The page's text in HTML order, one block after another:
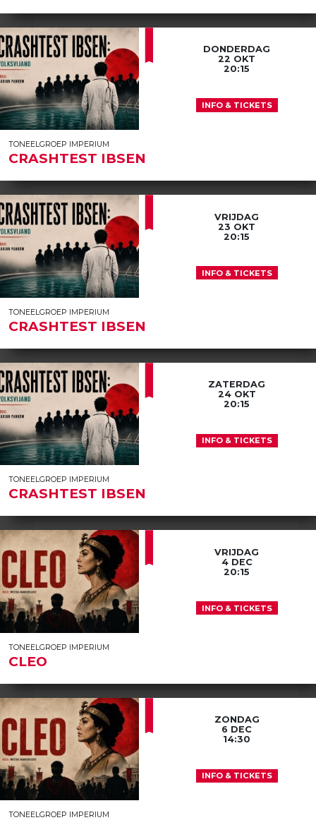
TONEELGROEP IMPERIUM
CRASHTEST IBSEN
DONDERDAG
22 OKT
20:15
INFO & TICKETS
TONEELGROEP IMPERIUM
CRASHTEST IBSEN
VRIJDAG
23 OKT
20:15
INFO & TICKETS
TONEELGROEP IMPERIUM
CRASHTEST IBSEN
ZATERDAG
24 OKT
20:15
INFO & TICKETS
TONEELGROEP IMPERIUM
CLEO
VRIJDAG
4 DEC
20:15
INFO & TICKETS
TONEELGROEP IMPERIUM
ZONDAG
6 DEC
14:30
INFO & TICKETS